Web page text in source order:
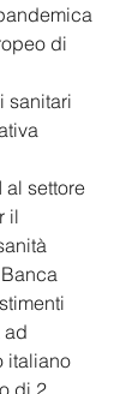
di
sanitari
al settore
il
ad
italiano
di 2